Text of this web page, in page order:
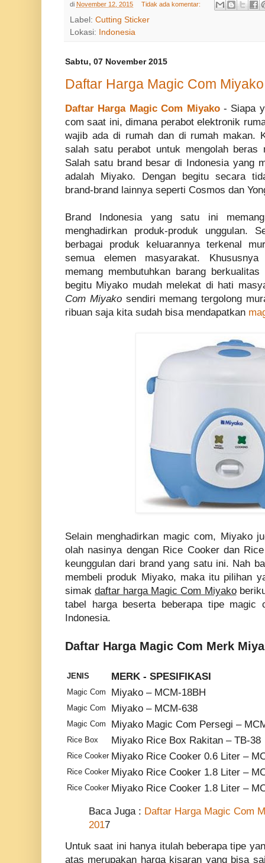
di November 12, 2015 Tidak ada komentar:
Label: Cutting Sticker
Lokasi:
Indonesia
Sabtu, 07 November 2015
Daftar Harga Magic Com
Daftar Harga Magic Com Miyako- Siapa
com saat ini, dimana perabot elektronik
wajib ada di rumah dan di rumah makan.
salah satu perabot untuk mengolah beras
Salah satu brand besar di Indonesia yang
adalah Miyako. Dengan begitu secara
brand-brand lainnya seperti Cosmos dan
Brand Indonesia yang satu ini
menghadirkan produk-produk unggulan.
berbagai produk keluarannya terkenal
semua elemen masyarakat.
memang membutuhkan barang
begitu Miyako mudah melekat di hati
Com Miyakosendiri memang tergolong
ribuan saja kita sudah bisa mendapatkan
Selain menghadirkan magic com, Miyako
olah nasinya dengan Rice Cooker dan
keunggulan dari brand yang satu ini. Nah
membeli produk Miyako, maka itu pilihan
simakdaftar harga Magic Com Miyako
tabel harga beserta beberapa tipe magic
Indonesia.
Daftar Harga Magic Com Merk
JENIS MERK - SPESIFIKASI
Magic Com Miyako – MCM-18BH
Magic Com Miyako – MCM-638
Magic Com Miyako Magic Com Persegi –
Rice Box Miyako Rice Box Rakitan – TB-38
Rice Cooker Miyako Rice Cooker 0.6 Liter –
Rice Cooker Miyako Rice Cooker 1.8 Liter –
Rice Cooker Miyako Rice Cooker 1.8 Liter –
Baca Juga : Daftar Harga Magic Com
2017
Untuk saat ini hanya itulah beberapa tipe
atas merupakan harga kisaran yang bisa